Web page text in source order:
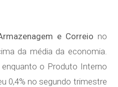
e Correio no
da média da economia.
o Produto Interno
0,4% no segundo trimestre